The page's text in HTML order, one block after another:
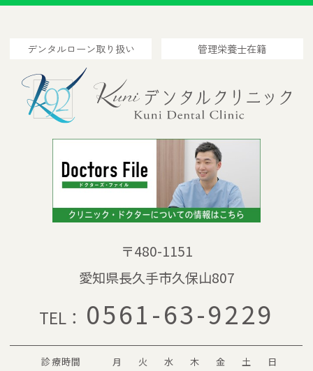
デンタルローン取り扱い 管理栄養士在籍
〒480-1151
愛知県長久手市久保山807
TEL： 0561-63-9229
診療時間 月 火 水 木 金 土 日